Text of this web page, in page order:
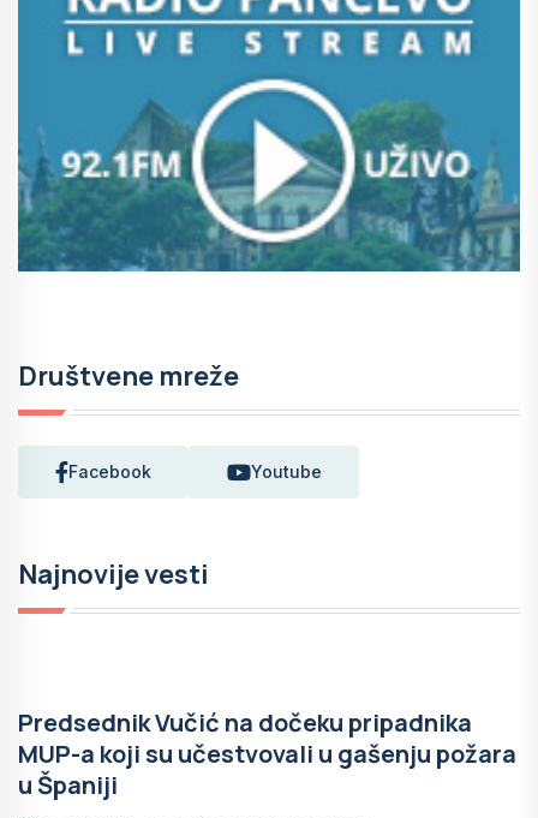
Društvene mreže
Facebook Youtube
Najnovije vesti
Predsednik Vučić na dočeku pripadnika
MUP-a koji su učestvovali u gašenju požara
u Španiji